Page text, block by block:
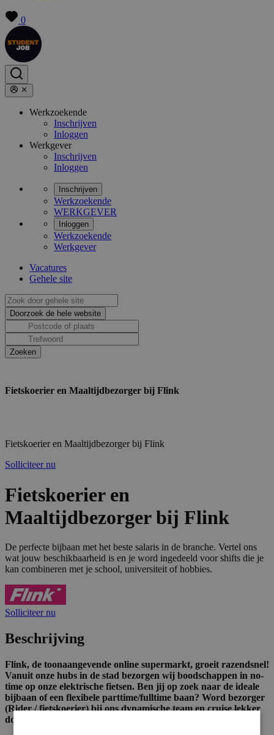
0
Werkzoekende
Inschrijven
Inloggen
Werkgever
Inschrijven
Inloggen
Inschrijven
Werkzoekende
WERKGEVER
Inloggen
Werkzoekende
Werkgever
Vacatures
Gehele site
Fietskoerier en Maaltijdbezorger bij Flink
Fietskoerier en Maaltijdbezorger bij Flink
Solliciteer nu
Fietskoerier en
Maaltijdbezorger bij Flink
De perfecte bijbaan met het beste salaris in de branche. Vertel ons
wat jouw beschikbaarheid is en je word ingedeeld voor shifts die je
kan combineren met je school, universiteit of hobbies.
Solliciteer nu
Beschrijving
Flink, de toonaangevende online supermarkt, groeit razendsnel!
Vanuit onze hubs in de stad bezorgen wij boodschappen in no-
time op onze elektrische fietsen. Ben jij op zoek naar de ideale
bijbaan of een flexibele parttime/fulltime baan? Word bezorger
(Rider / fietskoerier) bij ons dynamische team en cruise lekker
door je eigen stad!